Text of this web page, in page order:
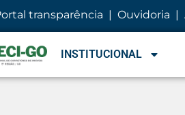
transparência | Ouvidoria |
INSTITUCIONAL